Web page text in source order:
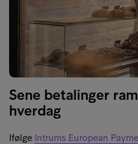
Sene betalinger
hverdag
Ifølge Intrums European